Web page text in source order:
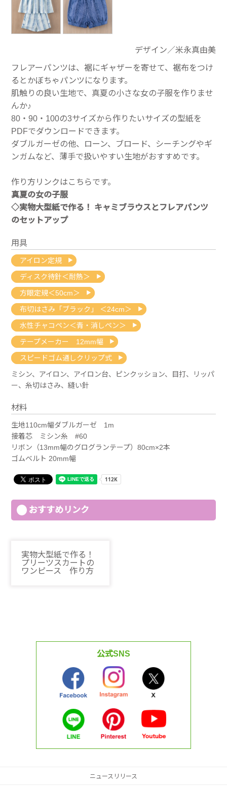
デザイン／米永真由美
フレアーパンツは、裾にギャザーを寄せて、裾布をつけ
るとかぼちゃパンツになります。
肌触りの良い生地で、真夏の小さな女の子服を作りませ
んか♪
80・90・100の3サイズから作りたいサイズの型紙を
PDFでダウンロードできます。
ダブルガーゼの他、ローン、ブロード、シーチングやギ
ンガムなど、薄手で扱いやすい生地がおすすめです。
作り方リンクはこちらです。
真夏の女の子服
◇実物大型紙で作る！ キャミブラウスとフレアパンツ
のセットアップ
用具
アイロン定規
ディスク待針＜耐熱＞
方眼定規＜50cm＞
布切はさみ「ブラック」 ＜24cm＞
水性チャコペン＜青・消しペン＞
テープメーカー 12mm幅
スピードゴム通しクリップ式
ミシン、アイロン、アイロン台、ピンクッション、目打、リッパ
ー、糸切はさみ、縫い針
材料
生地110cm幅ダブルガーゼ 1m
接着芯 ミシン糸 #60
リボン（13mm幅のグログランテープ）80cm×2本
ゴムベルト 20mm幅
おすすめリンク
実物大型紙で作る！
プリーツスカートの
ワンピース 作り方
公式SNS
ニュースリリース